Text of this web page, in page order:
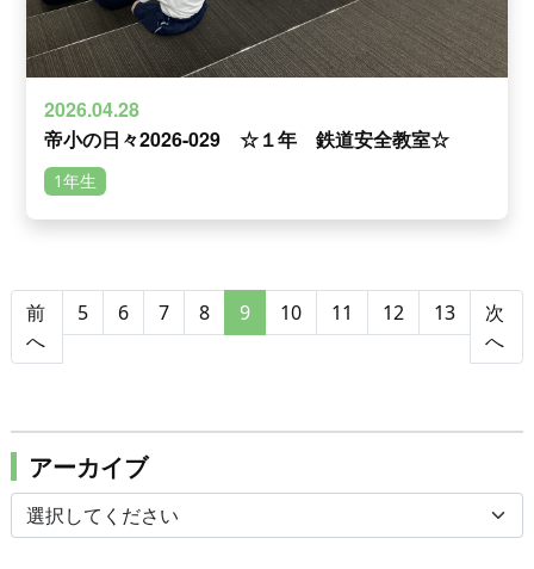
アーカイブ
2026.04.28
帝小の日々2026-029 ☆１年 鉄道安全教室☆
1年生
前
へ
5 6 7 8 9 10 11 12 13
次
へ